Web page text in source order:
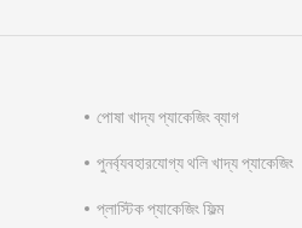
পোষা খাদ্য প্যাকেজিং ব্যাগ
পুনর্ব্যবহারযোগ্য থলি খাদ্য প্যাকেজিং
প্লাস্টিক প্যাকেজিং ফিল্ম